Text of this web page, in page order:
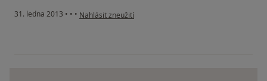
31. ledna 2013 • • • podle názoru uživatele Váš účet byl odstraněn
Nahlásit zneužití